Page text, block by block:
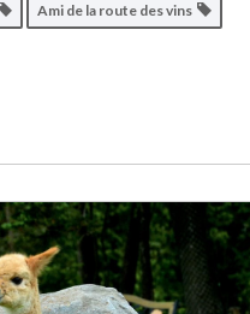
Ami de la route des vins